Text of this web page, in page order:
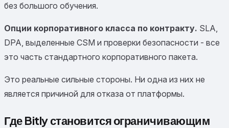
без большого обучения.
Опции корпоративного класса по контракту. SLA,
DPA, выделенные CSM и проверки безопасности - все
это часть стандартного корпоративного пакета.
Это реальные сильные стороны. Ни одна из них не
является причиной для отказа от платформы.
Где Bitly становится ограничивающим